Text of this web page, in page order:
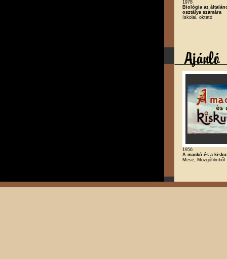
1978
Biológia az
osztálya számára
Iskolai, oktató
1956
A mackó és a
Mese, Mozgófilmből